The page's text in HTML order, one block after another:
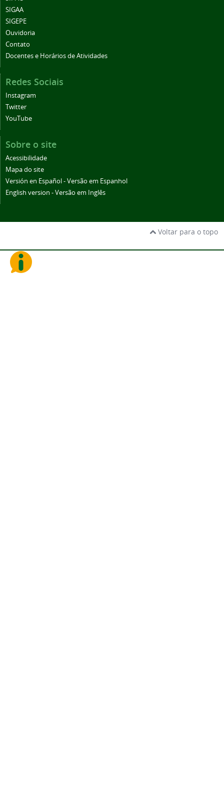
SIGAA
SIGEPE
Ouvidoria
Contato
Docentes e Horários de Atividades
Redes Sociais
Instagram
Twitter
YouTube
Sobre o site
Acessibilidade
Mapa do site
Versión en Español - Versão em Espanhol
English version - Versão em Inglês
Voltar para o topo